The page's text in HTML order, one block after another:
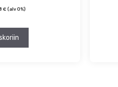
€(alv 0%)